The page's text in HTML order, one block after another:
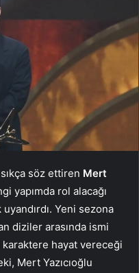
söz ettiren Mert
yapımda rol alacağı
Yeni sezona
diziler arasında ismi
karaktere hayat vereceği
Mert Yazıcıoğlu